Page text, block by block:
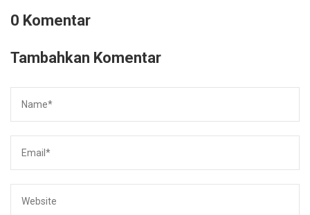
0 Komentar
Tambahkan Komentar